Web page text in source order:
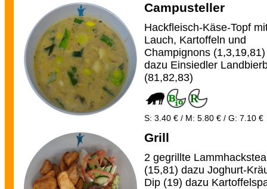
Campusteller
Hackfleisch-Käse-Topf
Lauch, Kartoffeln und
Champignons (1,3,19,81)
dazu Einsiedler
(81,82,83)
S: 3.40 € / M: 5.80 € / G: 7.10 €
Grill
2 gegrillte
(15,81) dazu Joghurt-
Dip (19) dazu